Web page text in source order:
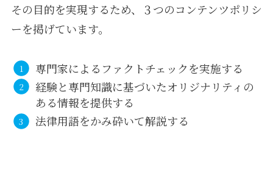
その目的を実現するため、３つのコンテンツポリシ
ーを掲げています。
専門家によるファクトチェックを実施する
経験と専門知識に基づいたオリジナリティの
ある情報を提供する
法律用語をかみ砕いて解説する